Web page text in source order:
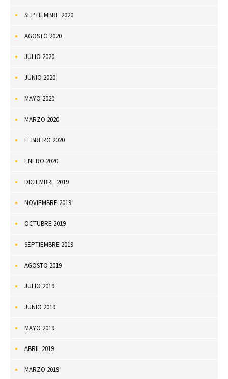
SEPTIEMBRE 2020
AGOSTO 2020
JULIO 2020
JUNIO 2020
MAYO 2020
MARZO 2020
FEBRERO 2020
ENERO 2020
DICIEMBRE 2019
NOVIEMBRE 2019
OCTUBRE 2019
SEPTIEMBRE 2019
AGOSTO 2019
JULIO 2019
JUNIO 2019
MAYO 2019
ABRIL 2019
MARZO 2019